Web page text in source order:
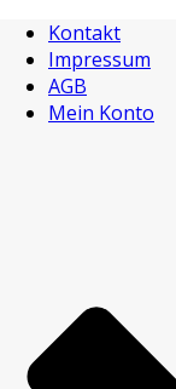
Kontakt
Impressum
AGB
Mein Konto